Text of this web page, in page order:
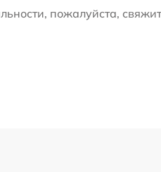
пожалуйста,